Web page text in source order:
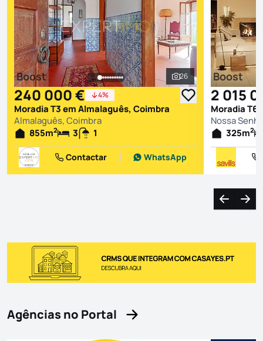
Ver todas as
26
Boost
240 000 € 4%
Moradia T3 em Almalaguês, Coimbra
Almalaguês, Coimbra
855m2 3 1
Contactar WhatsApp
Boost
2 015
325m2
Agências no Portal